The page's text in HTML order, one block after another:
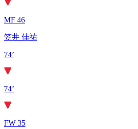
MF 46
笠井 佳祐
74’
74’
FW 35